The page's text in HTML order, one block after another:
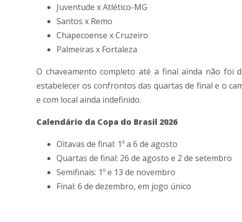
Juventude xAtlético-MG
Santos x Remo
Chapecoense xCruzeiro
Palmeiras x Fortaleza
O chaveamento completo até a final ainda não foi
estabelecer os confrontos das quartas de final e o
e com local ainda indefinido.
Calendário da Copa do Brasil 2026
Oitavas de final: 1º a 6 de agosto
Quartas de final: 26 de agosto e 2 de setembro
Semifinais: 1º e 13 de novembro
Final: 6 de dezembro, em jogo único